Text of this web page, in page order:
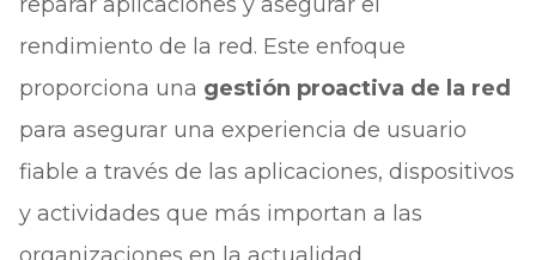
rendimiento de la red. Este enfoque
proporciona una gestión proactiva de la red
para asegurar una experiencia de usuario
fiable a través de las aplicaciones, dispositivos
y actividades que más importan a las